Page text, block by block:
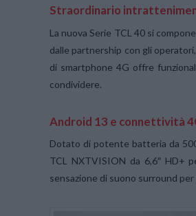
Straordinario
La nuova Serie TCL 40 si
dalle partnership con gli
di smartphone 4G offre
condividere.
Android 13 e connettività
Dotato di potente batteria da
TCL NXTVISION da 6,6″ HD+
sensazione di suono surround